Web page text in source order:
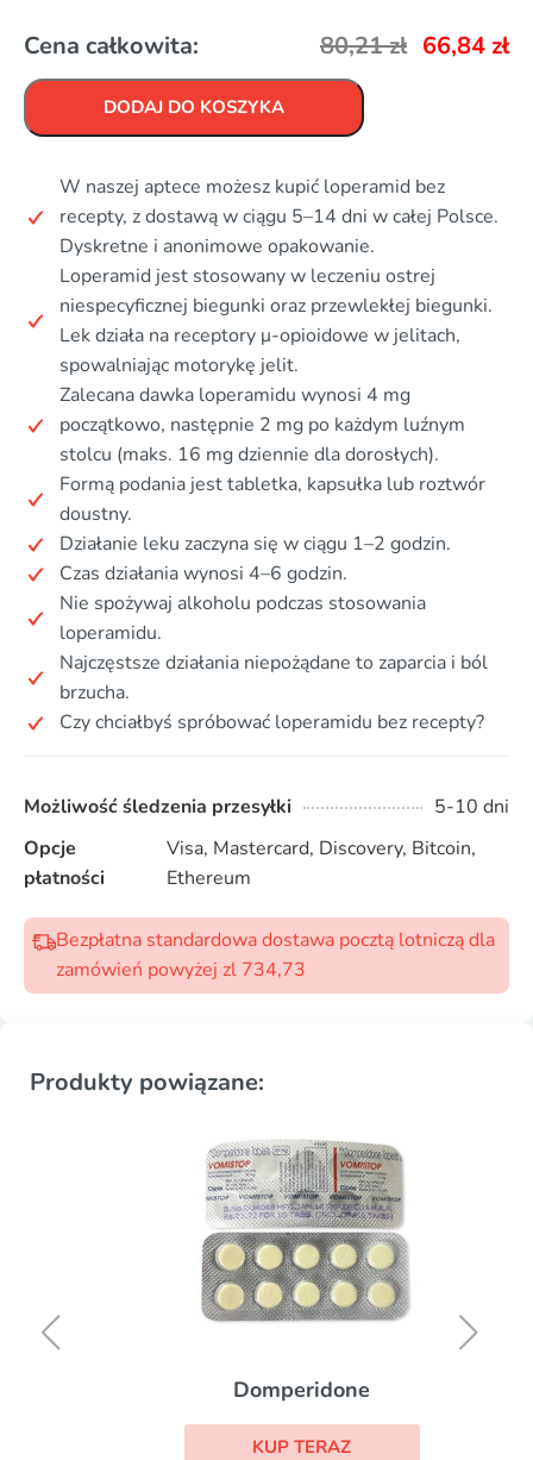
Cena całkowita: 80,21zł 66,84 zł
DODAJ DO KOSZYKA
W naszej aptece możesz kupić loperamid bez
recepty, z dostawą w ciągu 5–14 dni w całej Polsce.
Dyskretne i anonimowe opakowanie.
Loperamid jest stosowany w leczeniu ostrej
niespecyficznej biegunki oraz przewlekłej biegunki.
Lek działa na receptory μ-opioidowe w jelitach,
spowalniając motorykę jelit.
Zalecana dawka loperamidu wynosi 4 mg
początkowo, następnie 2 mg po każdym luźnym
stolcu (maks. 16 mg dziennie dla dorosłych).
Formą podania jest tabletka, kapsułka lub roztwór
doustny.
Działanie leku zaczyna się w ciągu 1–2 godzin.
Czas działania wynosi 4–6 godzin.
Nie spożywaj alkoholu podczas stosowania
loperamidu.
Najczęstsze działania niepożądane to zaparcia i ból
brzucha.
Czy chciałbyś spróbować loperamidu bez recepty?
Możliwość śledzenia przesyłki
5-10 dni
Opcje
płatności
Visa, Mastercard, Discovery, Bitcoin,
Ethereum
Bezpłatna standardowa dostawa pocztą lotniczą dla
zamówień powyżej zl 734,73
Produkty powiązane:
Domperidone
KUP TERAZ